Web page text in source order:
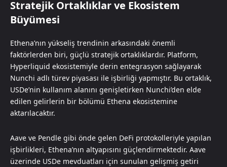
Stratejik Ortaklıklar ve Ekosistem
Büyümesi
Ethena’nın yükseliş trendinin arkasındaki önemli
faktörlerden biri, güçlü stratejik ortaklıklardır. Platform,
Hyperliquid ekosistemiyle derin entegrasyon sağlayarak
Nunchi adlı türev piyasası ile işbirliği yapmıştır. Bu ortaklık,
USDe’nin kullanım alanını genişletirken Nunchi’den elde
edilen gelirlerin bir bölümü Ethena ekosistemine
aktarılacaktır.
Aave ve Pendle gibi önde gelen DeFi protokolleriyle yapılan
işbirlikleri, Ethena’nın altyapısını güçlendirmektedir. Aave
üzerinde USDe mevduatları için sunulan gelişmiş getiri